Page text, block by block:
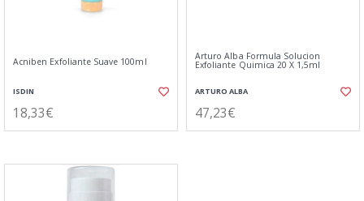
Acniben Exfoliante Suave 100ml
ISDIN
18,33€
Arturo Alba Formula Solucion
Exfoliante Quimica 20 X 1,5ml
ARTURO ALBA
47,23€